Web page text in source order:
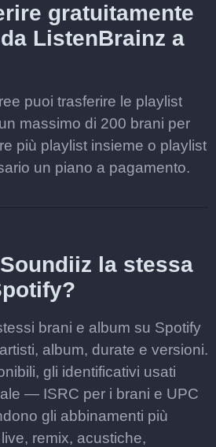
gratuitamente
ListenBrainz a
puoi trasferire le playlist
massimo di 200 brani per
più playlist insieme o playlist
un piano a pagamento.
la stessa
brani e album su Spotify
album, durate e versioni.
gli identificativi usati
— ISRC per i brani e UPC
gli abbinamenti più
remix, acustiche,